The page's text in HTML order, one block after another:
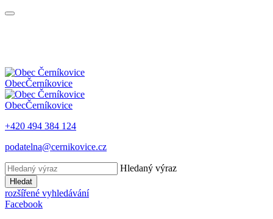
ObecČerníkovice
ObecČerníkovice
+420 494 384 124
podatelna@cernikovice.cz
Hledaný výraz
Hledat
rozšířené vyhledávání
Facebook